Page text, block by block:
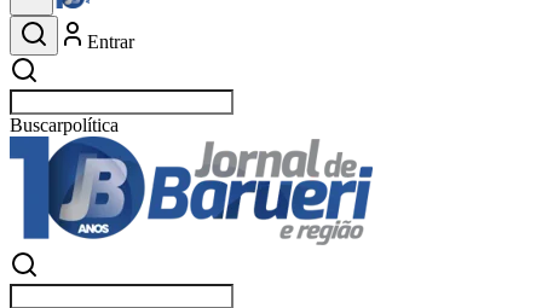
Entrar
Buscarnotícias em